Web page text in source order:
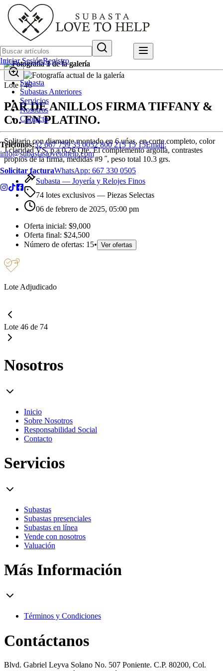
Iniciar SesiónRegistro
Subasta
Subastas Anteriores
Servicios
Nosotros
Contacto
Teléfonos:52 667 759 35 0052 800 215 15 15Email:
info@subastaslovetohelp.com
Solicitar facturaWhatsApp: 667 330 0505
Lote |46
PAR DE ANILLOS FIRMA TIFFANY &
Co. EN PLATINO.
Solitario con diamante montado en 6 uńas, en corte completo, color
J claridad VS, p.a 0.26 Qte. El complemento argolla, contrastes
propios de la firma, medidas #9 ˝, peso total 10.3 grs.
Subasta — Joyería y Relojes Finos
74 lotes exclusivos — Piezas Selectas
06 de febrero de 2025, 05:00 pm
Oferta inicial: $9,000
Oferta final: $24,500
Número de ofertas: 15• Ver ofertas
Lote Adjudicado
Lote 46 de 74
Nosotros
Inicio
Sobre Nosotros
Responsabilidad Social
Contacto
Servicios
Subastas
Subastas presenciales
Subastas en línea
Vende con nosotros
Valuación
Más Información
Términos y Condiciones
Contáctanos
Blvd. Gabriel Leyva Solano No. 507 Poniente. C.P. 80200, Col.